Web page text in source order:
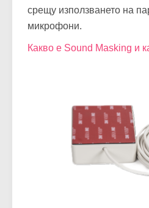
срещу използването на
микрофони.
Какво е Sound Masking и